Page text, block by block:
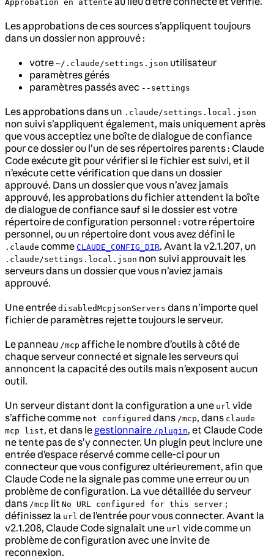
Approbation en attente
Les approbations de ces sources s’appliquent toujours
dans un dossier non approuvé :
votre ~/.claude/settings.json utilisateur
paramètres gérés
paramètres passés avec --settings
Les approbations dans un .claude/settings.local.json
non suivi s’appliquent également, mais uniquement après
que vous acceptiez une boîte de dialogue de confiance
pour ce dossier ou l’un de ses répertoires parents : Claude
Code exécute git pour vérifier si le fichier est suivi, et il
n’exécute cette vérification que dans un dossier
approuvé. Dans un dossier que vous n’avez jamais
approuvé, les approbations du fichier attendent la boîte
de dialogue de confiance sauf si le dossier est votre
répertoire de configuration personnel : votre répertoire
personnel, ou un répertoire dont vous avez défini le
.claude comme CLAUDE_CONFIG_DIR. Avant la v2.1.207, un
.claude/settings.local.json non suivi approuvait les
serveurs dans un dossier que vous n’aviez jamais
approuvé.
Une entrée disabledMcpjsonServers dans n’importe quel
fichier de paramètres rejette toujours le serveur.
Le panneau /mcp affiche le nombre d’outils à côté de
chaque serveur connecté et signale les serveurs qui
annoncent la capacité des outils mais n’exposent aucun
outil.
Un serveur distant dont la configuration a une url vide
s’affiche comme not configured dans /mcp, dans claude
mcp list, et dans le gestionnaire /plugin, et Claude Code
ne tente pas de s’y connecter. Un plugin peut inclure une
entrée d’espace réservé comme celle-ci pour un
connecteur que vous configurez ultérieurement, afin que
Claude Code ne la signale pas comme une erreur ou un
problème de configuration. La vue détaillée du serveur
dans /mcp lit No URL configured for this server ;
définissez la url de l’entrée pour vous connecter. Avant la
v2.1.208, Claude Code signalait une url vide comme un
problème de configuration avec une invite de
reconnexion.